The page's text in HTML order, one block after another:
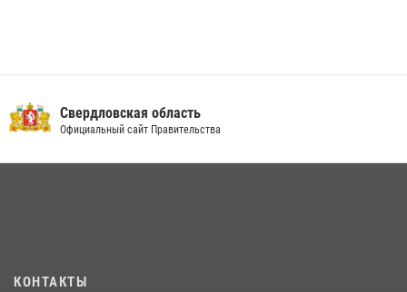
Свердловская область
Официальный сайт Правительства
КОНТАКТЫ